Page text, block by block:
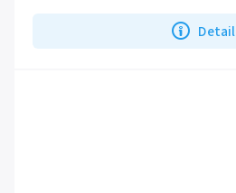
Detail